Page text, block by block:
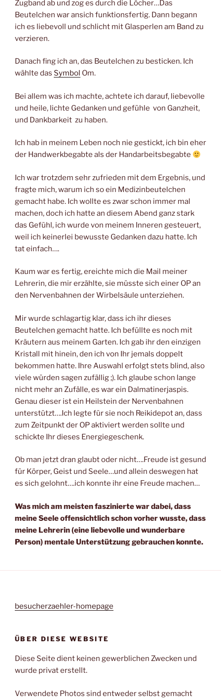
Zugband ab und zog es durch die Löcher…Das
Beutelchen war ansich funktionsfertig. Dann begann
ich es liebevoll und schlicht mit Glasperlen am Band zu
verzieren.
Danach fing ich an, das Beutelchen zu besticken. Ich
wählte das Symbol Om.
Bei allem was ich machte, achtete ich darauf, liebevolle
und heile, lichte Gedanken und gefühle von Ganzheit,
und Dankbarkeit zu haben.
Ich hab in meinem Leben noch nie gestickt, ich bin eher
der Handwerkbegabte als der Handarbeitsbegabte
Ich war trotzdem sehr zufrieden mit dem Ergebnis, und
fragte mich, warum ich so ein Medizinbeutelchen
gemacht habe. Ich wollte es zwar schon immer mal
machen, doch ich hatte an diesem Abend ganz stark
das Gefühl, ich wurde von meinem Inneren gesteuert,
weil ich keinerlei bewusste Gedanken dazu hatte. Ich
tat einfach….
Kaum war es fertig, ereichte mich die Mail meiner
Lehrerin, die mir erzählte, sie müsste sich einer OP an
den Nervenbahnen der Wirbelsäule unterziehen.
Mir wurde schlagartig klar, dass ich ihr dieses
Beutelchen gemacht hatte. Ich befüllte es noch mit
Kräutern aus meinem Garten. Ich gab ihr den einzigen
Kristall mit hinein, den ich von Ihr jemals doppelt
bekommen hatte. Ihre Auswahl erfolgt stets blind, also
viele würden sagen zufällig ;). Ich glaube schon lange
nicht mehr an Zufälle, es war ein Dalmatinerjaspis.
Genau dieser ist ein Heilstein der Nervenbahnen
unterstützt….Ich legte für sie noch Reikidepot an, dass
zum Zeitpunkt der OP aktiviert werden sollte und
schickte Ihr dieses Energiegeschenk.
Ob man jetzt dran glaubt oder nicht….Freude ist gesund
für Körper, Geist und Seele…und allein deswegen hat
es sich gelohnt….ich konnte ihr eine Freude machen…
Was mich am meisten faszinierte war dabei, dass
meine Seele offensichtlich schon vorher wusste, dass
meine Lehrerin (eine liebevolle und wunderbare
Person) mentale Unterstützung gebrauchen konnte.
besucherzaehler-homepage
ÜBER DIESE WEBSITE
Diese Seite dient keinen gewerblichen Zwecken und
wurde privat erstellt.
Verwendete Photos sind entweder selbst gemacht